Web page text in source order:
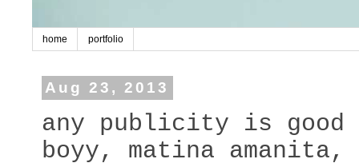
home portfolio
Aug 23, 2013
any publicity is
boyy, matina amanita,